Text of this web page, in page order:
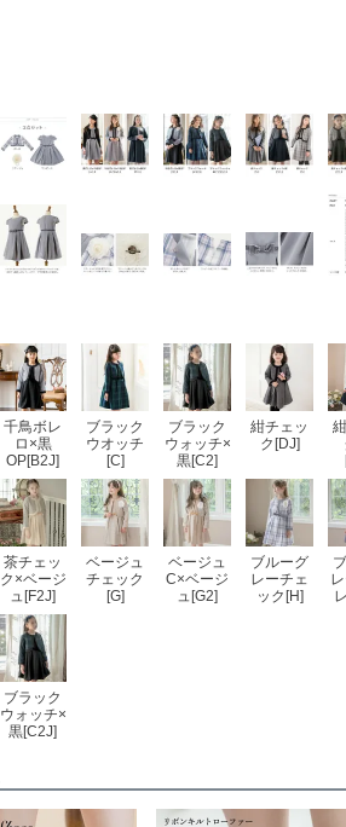
千鳥ボレ
ロ×黒
OP[B2J]
ブラック
ウオッチ
[C]
ブラック
ウォッチ×
黒[C2]
紺チェッ
ク[DJ]
茶チェッ
ク×ベージ
ュ[F2J]
ベージュ
チェック
[G]
ベージュ
C×ベージ
ュ[G2]
ブルーグ
レーチェ
ック[H]
ブラック
ウォッチ×
黒[C2J]